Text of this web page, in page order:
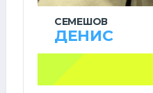
СЕМЕШОВ
ДЕНИС